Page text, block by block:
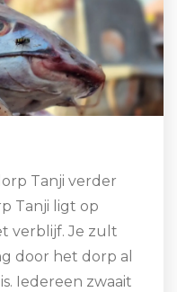
Tanji verder
Tanji ligt op
verblijf. Je zult
door het dorp al
Iedereen zwaait